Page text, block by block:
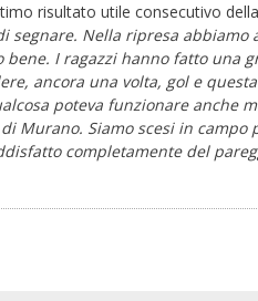
risultato utile consecutivo
segnare. Nella ripresa
I ragazzi hanno fatto una
ancora una volta, gol e
poteva funzionare anche
Murano. Siamo scesi in
completamente del